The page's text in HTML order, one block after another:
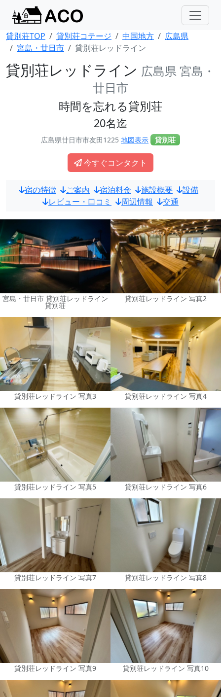
貸別荘TOP 貸別荘コテージ 中国地方
広島県
宮島・廿日市
貸別荘レッドライン
貸別荘レッドライン 広島県 宮島・
廿日市
時間を忘れる貸別荘
20名迄
広島県廿日市市友田1225地図表示 貸別荘
今すぐコンタクト
宿の特徴 ご案内 宿泊料金 施設概要
設備
レビュー・口コミ
周辺情報 交通
宮島・廿日市 貸別荘レッドライン
貸別荘
貸別荘レッドライン 写真2
貸別荘レッドライン 写真3 貸別荘レッドライン 写真4
貸別荘レッドライン 写真5 貸別荘レッドライン 写真6
貸別荘レッドライン 写真7 貸別荘レッドライン 写真8
貸別荘レッドライン 写真9 貸別荘レッドライン 写真10